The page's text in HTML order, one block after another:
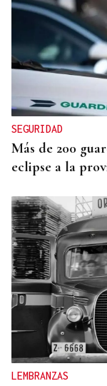
RUMBO AL MUNDIAL
La selección
ourensana
Carrera
SEGURIDAD
Más de 200
eclipse a la
LEMBRANZAS